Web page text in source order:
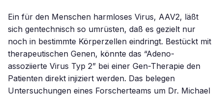
Ein für den Menschen harmloses Virus, AAV2, läßt
sich gentechnisch so umrüsten, daß es gezielt nur
noch in bestimmte Körperzellen eindringt. Bestückt mit
therapeutischen Genen, könnte das “Adeno-
assoziierte Virus Typ 2” bei einer Gen-Therapie den
Patienten direkt injiziert werden. Das belegen
Untersuchungen eines Forscherteams um Dr. Michael